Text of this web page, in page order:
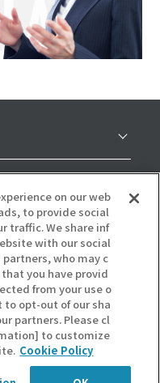
on our web
to provide social
traffic. We share inf
with our social
who may c
you have provid
from your use o
to opt-out of our sha
partners. Please cl
to customize
Cookie Policy